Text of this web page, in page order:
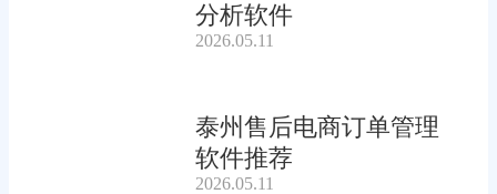
分析软件
2026.05.11
泰州售后电商订单管理
软件推荐
2026.05.11